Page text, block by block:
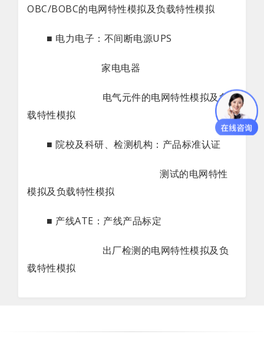
OBC/BOBC的电网特性模拟及负载特性模拟
■ 电力电子：不间断电源UPS
家电电器
电气元件的电网特性模拟及负
载特性模拟
■ 院校及科研、检测机构：产品标准认证
测试的电网特性
模拟及负载特性模拟
■ 产线ATE：产线产品标定
出厂检测的电网特性模拟及负
载特性模拟